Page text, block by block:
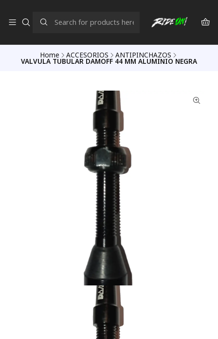
Home ACCESORIOS ANTIPINCHAZOS
VALVULA TUBULAR DAMOFF 44 MM ALUMINIO NEGRA